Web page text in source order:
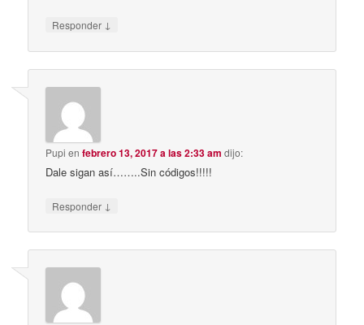
Responder ↓
Pupi enfebrero 13, 2017 a las 2:33 am dijo:
Dale sigan así……..Sin códigos!!!!!
Responder ↓